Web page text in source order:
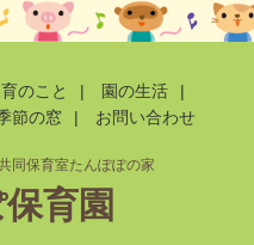
のこと | 園の生活
|
節の窓 | お問い合わせ
同保育室たんぽぽの家
育園